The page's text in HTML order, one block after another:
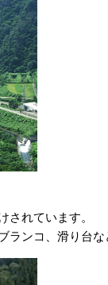
されています。
ンコ、滑り台な